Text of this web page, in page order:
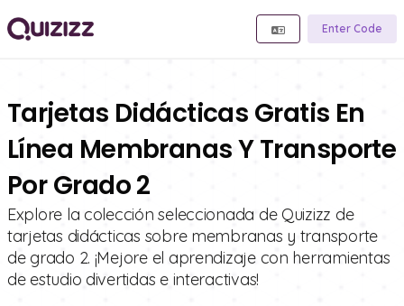
Enter Code
Tarjetas Didácticas Gratis En
Línea Membranas Y Transporte
Por Grado 2
Explore la colección seleccionada de Quizizz de
tarjetas didácticas sobre membranas y transporte
de grado 2. ¡Mejore el aprendizaje con herramientas
de estudio divertidas e interactivas!